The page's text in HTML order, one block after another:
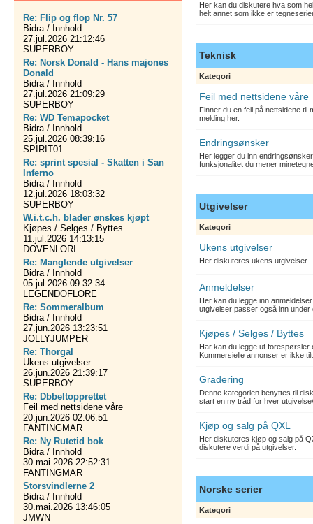
Re: Flip og flop Nr. 57
Bidra / Innhold
27.jul.2026 21:12:46
SUPERBOY
Re: Norsk Donald - Hans majones
Donald
Bidra / Innhold
27.jul.2026 21:09:29
SUPERBOY
Re: WD Temapocket
Bidra / Innhold
25.jul.2026 08:39:16
SPIRIT01
Re: sprint spesial - Skatten i San
Inferno
Bidra / Innhold
12.jul.2026 18:03:32
SUPERBOY
W.i.t.c.h. blader ønskes kjøpt
Kjøpes / Selges / Byttes
11.jul.2026 14:13:15
DOVENLORI
Re: Manglende utgivelser
Bidra / Innhold
05.jul.2026 09:32:34
LEGENDOFLORE
Re: Sommeralbum
Bidra / Innhold
27.jun.2026 13:23:51
JOLLYJUMPER
Re: Thorgal
Ukens utgivelser
26.jun.2026 21:39:17
SUPERBOY
Re: Dbbeltopprettet
Feil med nettsidene våre
20.jun.2026 02:06:51
FANTINGMAR
Re: Ny Rutetid bok
Bidra / Innhold
30.mai.2026 22:52:31
FANTINGMAR
Storsvindlerne 2
Bidra / Innhold
30.mai.2026 13:46:05
JMWN
Her kan du diskutere hva som
helt annet som ikke er
Teknisk
Kategori
Feil med nettsidene våre
Finner du en feil på nettsidene til
melding her.
Endringsønsker
Her legger du inn
funksjonalitet du mener
Utgivelser
Kategori
Ukens utgivelser
Her diskuteres ukens utgivelser
Anmeldelser
Her kan du legge inn
utgivelser passer også inn under
Kjøpes / Selges / Byttes
Har kan du legge ut forespørsler
Kommersielle annonser er ikke
Gradering
Denne kategorien benyttes til
start en ny tråd for hver
Kjøp og salg på QXL
Her diskuteres kjøp og salg på
diskutere verdi på utgivelser.
Norske serier
Kategori